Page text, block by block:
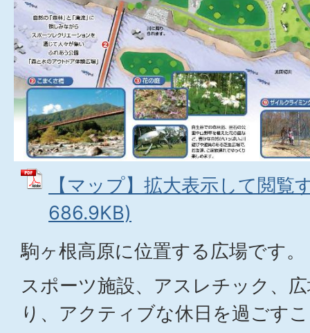
【マップ】拡大表示して閲覧
686.9KB)
駒ヶ根高原に位置する広場です。
スポーツ施設、アスレチック、
り、アクティブな休日を過ごす